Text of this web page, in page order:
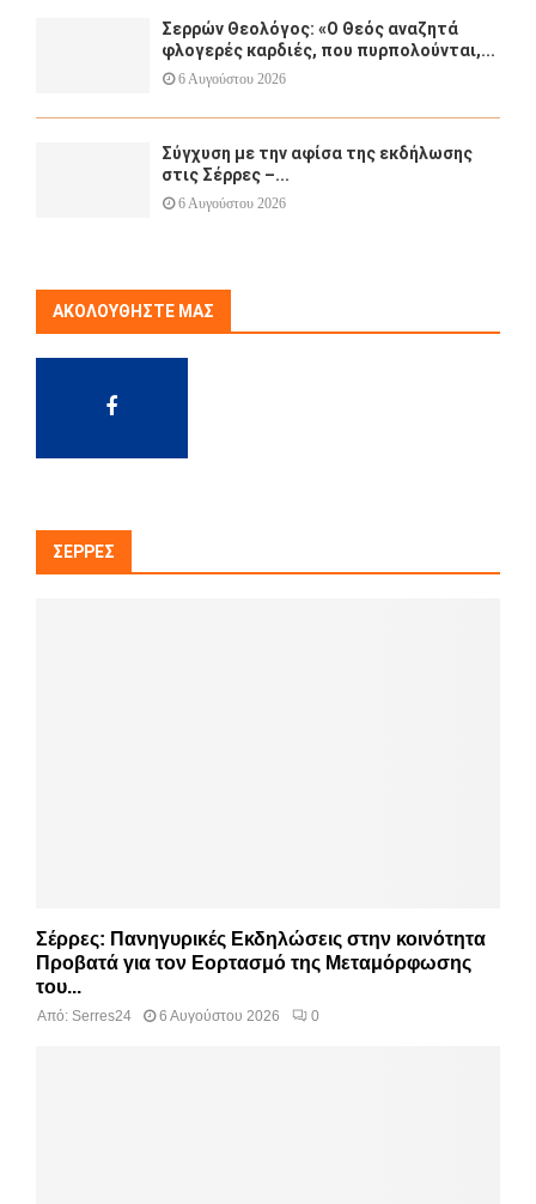
Σερρών Θεολόγος: «Ο Θεός αναζητά
φλογερές καρδιές, που πυρπολούνται,...
6 Αυγούστου 2026
Σύγχυση με την αφίσα της εκδήλωσης
στις Σέρρες –...
6 Αυγούστου 2026
ΑΚΟΛΟΥΘΉΣΤΕ ΜΑΣ
ΣΈΡΡΕΣ
Σέρρες: Πανηγυρικές Εκδηλώσεις στην κοινότητα
Προβατά για τον Εορτασμό της Μεταμόρφωσης
του...
Από: Serres24 6 Αυγούστου 2026 0